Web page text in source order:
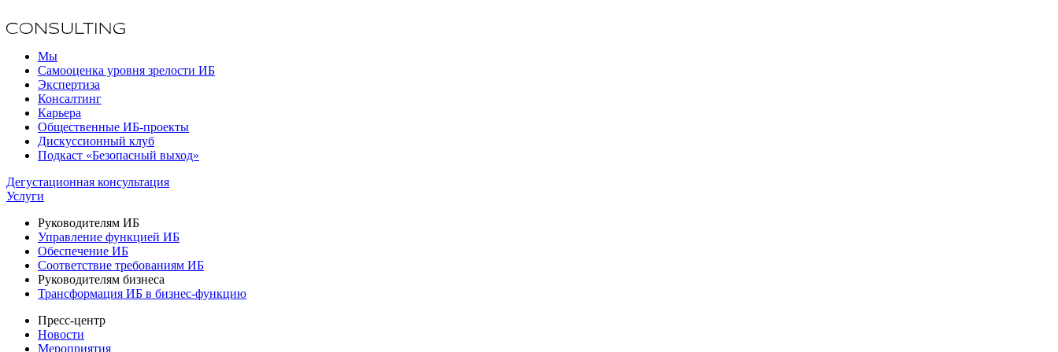
Мы
Самооценка уровня зрелости ИБ
Экспертиза
Консалтинг
Карьера
Общественные ИБ-проекты
Дискуссионный клуб
Подкаст «Безопасный выход»
Дегустационная консультация
Услуги
Руководителям ИБ
Управление функцией ИБ
Обеспечение ИБ
Соответствие требованиям ИБ
Руководителям бизнеса
Трансформация ИБ в бизнес-функцию
Пресс-центр
Новости
Мероприятия